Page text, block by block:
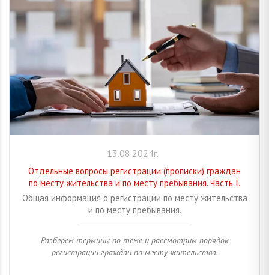
13.08.2024г.
Отдельные вопросы регистрации (прописки) граждан
по месту жительства и по месту пребывания. Часть I.
Общая информация о регистрации по месту жительства
и по месту пребывания.
Разберем термины по теме и рассмотрим порядок
регистрации граждан по месту жительства.